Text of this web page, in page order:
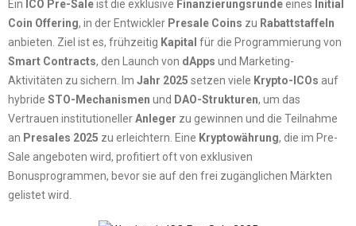
Ein ICO Pre-Saleist die exklusive Finanzierungsrundeeines Initial
Coin Offering, in der Entwickler Presale Coins zu Rabattstaffeln
anbieten. Ziel ist es, frühzeitig Kapital für die Programmierung von
Smart Contracts, den Launch von dApps und Marketing-
Aktivitäten zu sichern. Im Jahr 2025 setzen viele Krypto-ICOs auf
hybride STO-Mechanismen und DAO-Strukturen, um das
Vertrauen institutionellerAnleger zu gewinnen und die Teilnahme
an Presales 2025 zu erleichtern. Eine Kryptowährung, die im Pre-
Sale angeboten wird, profitiert oft von exklusiven
Bonusprogrammen, bevor sie auf den frei zugänglichen Märkten
gelistet wird.